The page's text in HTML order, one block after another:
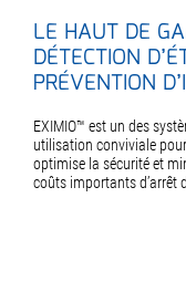
LE HAUT DE
DÉTECTION
PRÉVENTION
EXIMIO™ est un des
utilisation conviviale
optimise la sécurité et
coûts importants d’arrêt